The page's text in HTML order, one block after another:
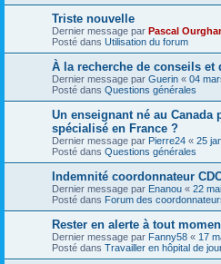
Triste nouvelle
Dernier message par Pascal
Posté dans Utilisation du forum
À la recherche de conseils et
Dernier message par Guerin « 04
Posté dans Questions générales
Un enseignant né au Canada
spécialisé en France ?
Dernier message par Pierre24 « 25
Posté dans Questions générales
Indemnité coordonnateur
Dernier message par Enanou « 22
Posté dans Forum des
Rester en alerte à tout
Dernier message par Fanny58 « 17
Posté dans Travailler en hôpital de